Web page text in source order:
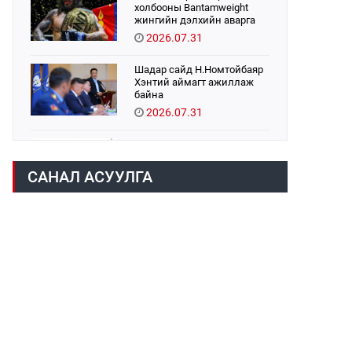
холбооны Bantamweight
жингийн дэлхийн аварга
Б.Энх-Оргил аваргын бүс
хамгаалах тулаанаа
2026.07.31
Шадар сайд Н.Номтойбаяр
Хэнтий аймагт ажиллаж
байна
2026.07.31
2026.07.31
САНАЛ АСУУЛГА